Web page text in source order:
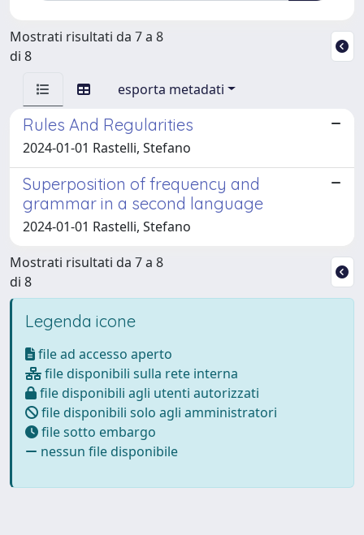
Mostrati risultati da 7 a 8
di 8
esporta metadati
Rules And Regularities
2024-01-01 Rastelli, Stefano
Superposition of frequency and
grammar in a second language
2024-01-01 Rastelli, Stefano
Mostrati risultati da 7 a 8
di 8
Legenda icone
file ad accesso aperto
file disponibili sulla rete interna
file disponibili agli utenti autorizzati
file disponibili solo agli amministratori
file sotto embargo
nessun file disponibile